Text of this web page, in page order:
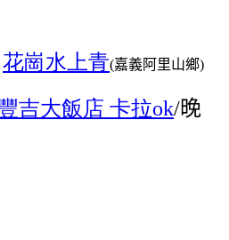
花崗水上青(嘉義阿里山鄉)
吉大飯店 卡拉ok/晚